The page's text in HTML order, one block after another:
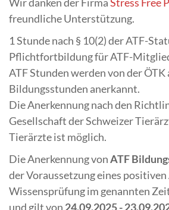
freundliche Unterstützung.
1 Stunde nach § 10(2) der ATF-
Pflichtfortbildung für ATF-
ATF Stunden werden von der ÖTK
Bildungsstunden anerkannt.
Die Anerkennung nach den
Gesellschaft der Schweizer
Tierärzte ist möglich.
Die Anerkennung vonATF
der Voraussetzung eines positiven
Wissensprüfung im genannten
und gilt von 24.09.2025 -